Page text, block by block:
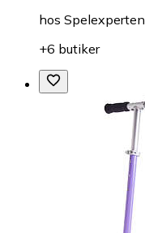
hos Spelexperten
+6 butiker